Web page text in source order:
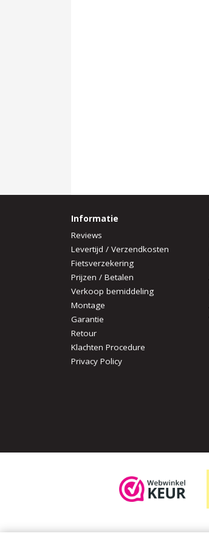
Informatie
Reviews
Levertijd / Verzendkosten
Fietsverzekering
Prijzen / Betalen
Verkoop bemiddeling
Montage
Garantie
Retour
Klachten Procedure
Privacy Policy